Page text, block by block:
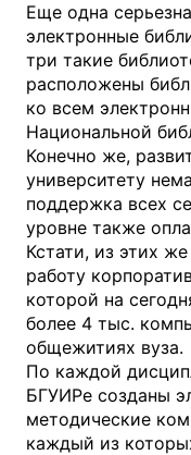
Еще одна
электронные
три такие
расположены
ко всем
Национальной
Конечно же,
университету
поддержка всех
уровне также
Кстати, из этих
работу
которой на
более 4 тыс.
общежитиях вуза.
По каждой
БГУИРе созданы
методические
каждый из